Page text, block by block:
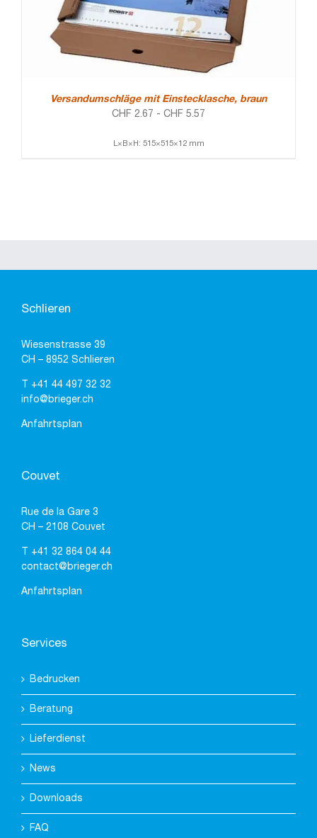
Versandumschläge mit Einstecklasche, braun
CHF 2.67 - CHF 5.57
L×B×H: 515×515×12 mm
Schlieren
Wiesenstrasse 39
CH – 8952 Schlieren
+41 44 497 32 32
info@brieger.ch
Anfahrtsplan
Couvet
Rue de la Gare 3
CH – 2108 Couvet
+41 32 864 04 44
contact@brieger.ch
Anfahrtsplan
Services
Bedrucken
Beratung
Lieferdienst
News
Downloads
FAQ